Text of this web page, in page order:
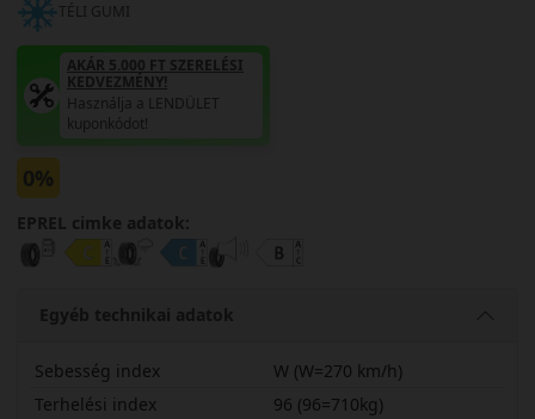
TÉLI GUMI
AKÁR 5.000 FT SZERELÉSI
KEDVEZMÉNY!
Használja a LENDÜLET
kuponkódot!
0%
EPREL cimke adatok:
Egyéb technikai adatok
Sebesség index
W (W=270 km/h)
Terhelési index
96 (96=710kg)